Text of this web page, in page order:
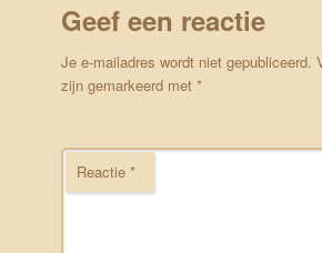
Geef een reactie
Je e-mailadres wordt niet gepubliceerd.
zijn gemarkeerd met*
Reactie*